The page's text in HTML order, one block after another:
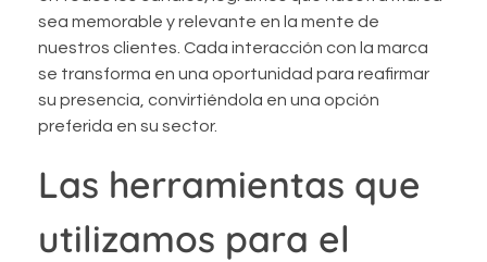
sea memorable y relevante en la mente de
nuestros clientes. Cada interacción con la marca
se transforma en una oportunidad para reafirmar
su presencia, convirtiéndola en una opción
preferida en su sector.
Las herramientas que
utilizamos para el